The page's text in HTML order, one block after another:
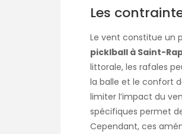
Les
Le vent constitue un
picklball à Saint-
littorale, les rafales
la balle et le confort
limiter l’impact du
spécifiques permet
Cependant, ces